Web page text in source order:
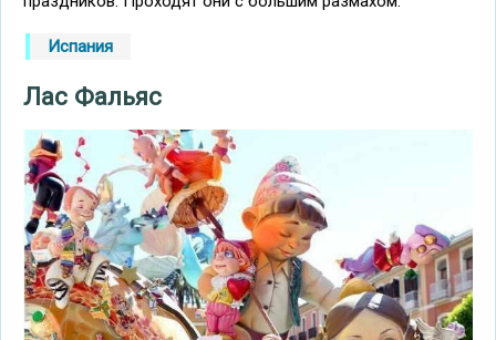
Испания
Лас Фальяс